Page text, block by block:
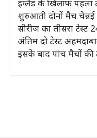
इंग्लैंड के खिलाफ पहला
शुरुआती दोनों मैच
सीरीज का तीसरा टेस्ट
अंतिम दो टेस्ट
इसके बाद पांच मैचों की